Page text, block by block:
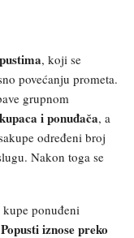
, koji se
povećanju prometa.
grupnom
i ponuđača, a
određeni broj
Nakon toga se
ponuđeni
Popusti iznose preko